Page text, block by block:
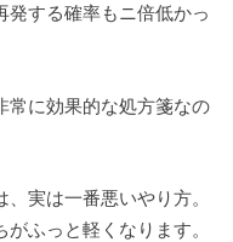
発する確率もニ倍低かっ
常に効果的な処方箋なの
実は一番悪いやり方。
ふっと軽くなります。